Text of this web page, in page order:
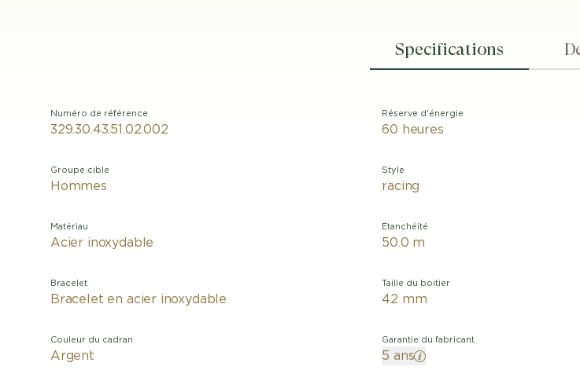
Specifications
Numéro de référence
329.30.43.51.02.002
Groupe cible
Hommes
Matériau
Acier inoxydable
Bracelet
Bracelet en acier inoxydable
Couleur du cadran
Argent
Réserve d'énergie
60 heures
Style
racing
Étanchéité
50.0 m
Taille du boitier
42 mm
Garantie du fabricant
5 ans